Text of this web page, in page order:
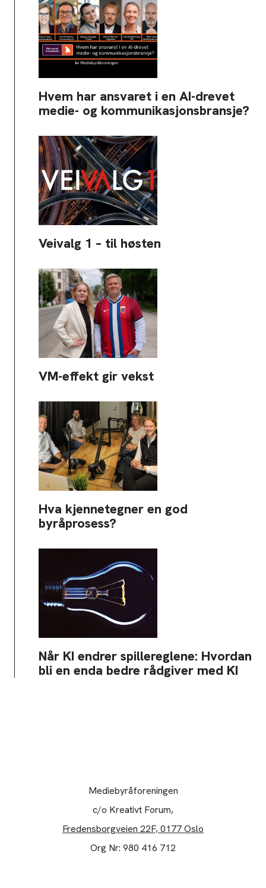
Hvem har ansvaret i en AI-drevet
medie- og kommunikasjonsbransje?
Veivalg 1 – til høsten
VM-effekt gir vekst
Hva kjennetegner en god
byråprosess?
Når KI endrer spillereglene: Hvordan
bli en enda bedre rådgiver med KI
Mediebyråforeningen
c/o Kreativt Forum,
Fredensborgveien 22F, 0177 Oslo
Org Nr: 980 416 712